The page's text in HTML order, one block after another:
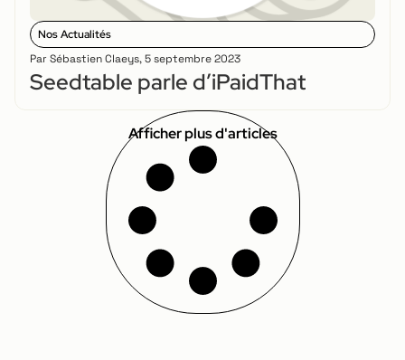
Nos Actualités
Par Sébastien Claeys,5 septembre 2023
Seedtable parle d’iPaidThat
Afficher plus d'articles